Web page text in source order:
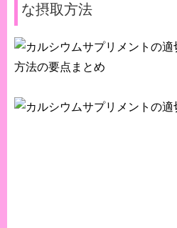
な摂取方法